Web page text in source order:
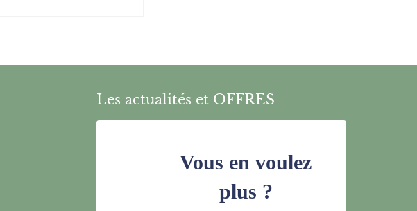
Les actualités et OFFRES
Vous en voulez
plus ?